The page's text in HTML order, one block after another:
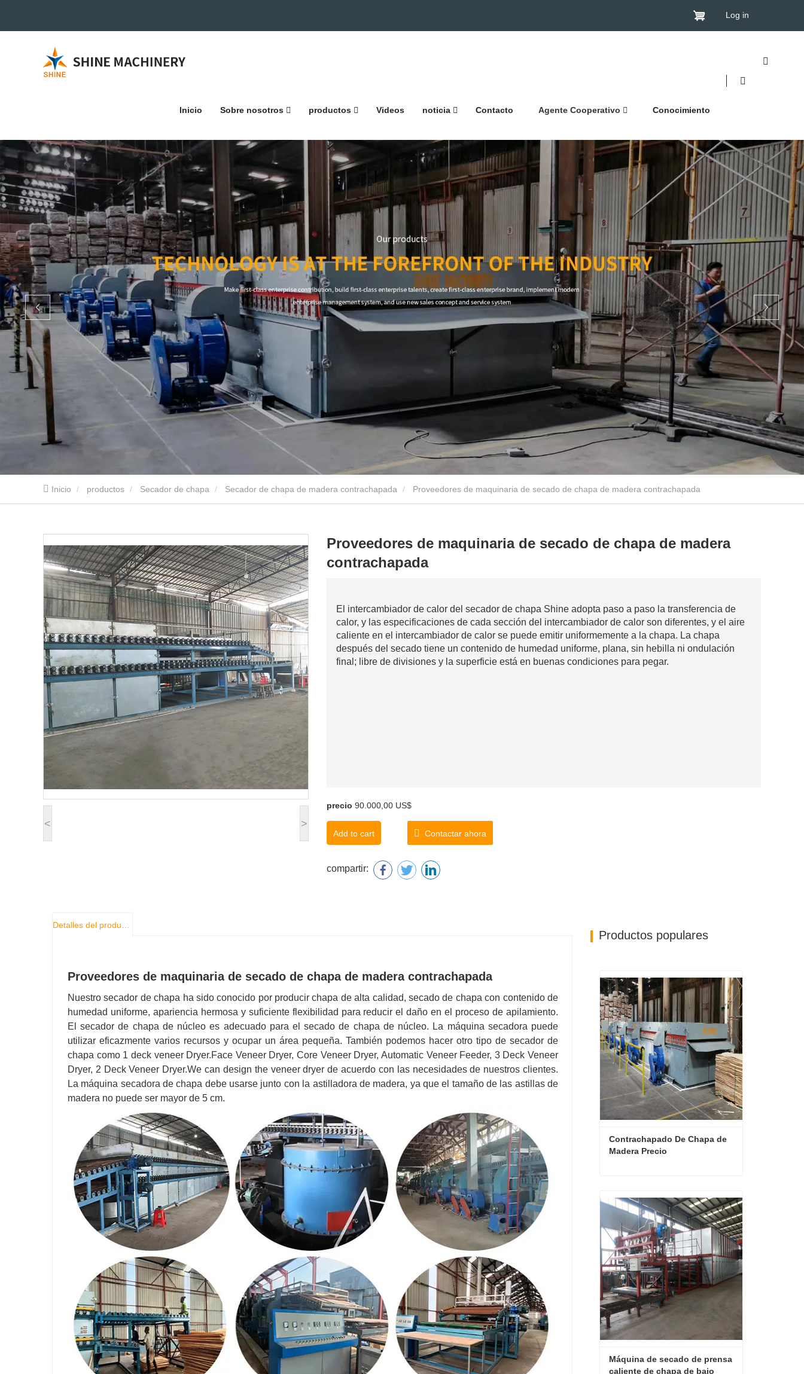
Log in
Inicio Sobre nosotros productos Videos noticia Contacto Agente Cooperativo Conocimiento
Inicio productos Secador de chapa Secador de chapa de madera contrachapada Proveedores de maquinaria de secado de chapa de madera contrachapada
< >
Proveedores de maquinaria de secado de chapa de madera
contrachapada
El intercambiador de calor del secador de chapa Shine adopta paso a paso la transferencia de
calor, y las especificaciones de cada sección del intercambiador de calor son diferentes, y el aire
caliente en el intercambiador de calor se puede emitir uniformemente a la chapa. La chapa
después del secado tiene un contenido de humedad uniforme, plana, sin hebilla ni ondulación
final; libre de divisiones y la superficie está en buenas condiciones para pegar.
precio 90.000,00 US$
Add to cart Contactar ahora
compartir:
Detalles del producto
Proveedores de maquinaria de secado de chapa de madera contrachapada
Nuestro secador de chapa ha sido conocido por producir chapa de alta calidad, secado de chapa con contenido de
humedad uniforme, apariencia hermosa y suficiente flexibilidad para reducir el daño en el proceso de apilamiento.
El secador de chapa de núcleo es adecuado para el secado de chapa de núcleo. La máquina secadora puede
utilizar eficazmente varios recursos y ocupar un área pequeña. También podemos hacer otro tipo de secador de
chapa como 1 deck veneer Dryer.Face Veneer Dryer, Core Veneer Dryer, Automatic Veneer Feeder, 3 Deck Veneer
Dryer, 2 Deck Veneer Dryer.We can design the veneer dryer de acuerdo con las necesidades de nuestros clientes.
La máquina secadora de chapa debe usarse junto con la astilladora de madera, ya que el tamaño de las astillas de
madera no puede ser mayor de 5 cm.
Productos populares
Contrachapado De Chapa de
Madera Precio
Contactar ahora
Máquina de secado de prensa
caliente de chapa de bajo